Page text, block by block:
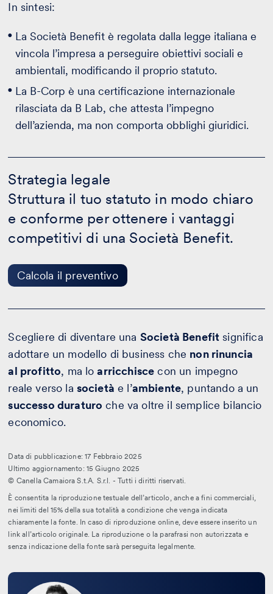
In sintesi:
La Società Benefit è regolata dalla legge italiana e
vincola l’impresa a perseguire obiettivi sociali e
ambientali, modificando il proprio statuto.
La B-Corp è una certificazione internazionale
rilasciata da B Lab, che attesta l’impegno
dell’azienda, ma non comporta obblighi giuridici.
Strategia legale
Struttura il tuo statuto in modo chiaro
e conforme per ottenere i vantaggi
competitivi di una Società Benefit.
Calcola il preventivo
legale
-
Calcola
preventivo
Scegliere di diventare una Società Benefit significa
adottare un modello di business che non rinuncia
al profitto, ma loarricchisce con un impegno
reale verso la società e l’ambiente, puntando a un
successo duraturo che va oltre il semplice bilancio
economico.
Data di pubblicazione: 17 Febbraio 2025
Ultimo aggiornamento: 15 Giugno 2025
© Canella Camaiora S.t.A. S.r.l. - Tutti i diritti riservati.
È consentita la riproduzione testuale dell’articolo, anche a fini commerciali,
nei limiti del 15% della sua totalità a condizione che venga indicata
chiaramente la fonte. In caso di riproduzione online, deve essere inserito un
link all’articolo originale. La riproduzione o la parafrasi non autorizzata e
senza indicazione della fonte sarà perseguita legalmente.
Leggi